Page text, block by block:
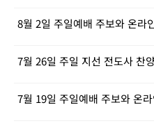
8월 2일 주일예배 주보와 온라
7월 26일 주일 지선 전도사 찬
7월 19일 주일예배 주보와 온